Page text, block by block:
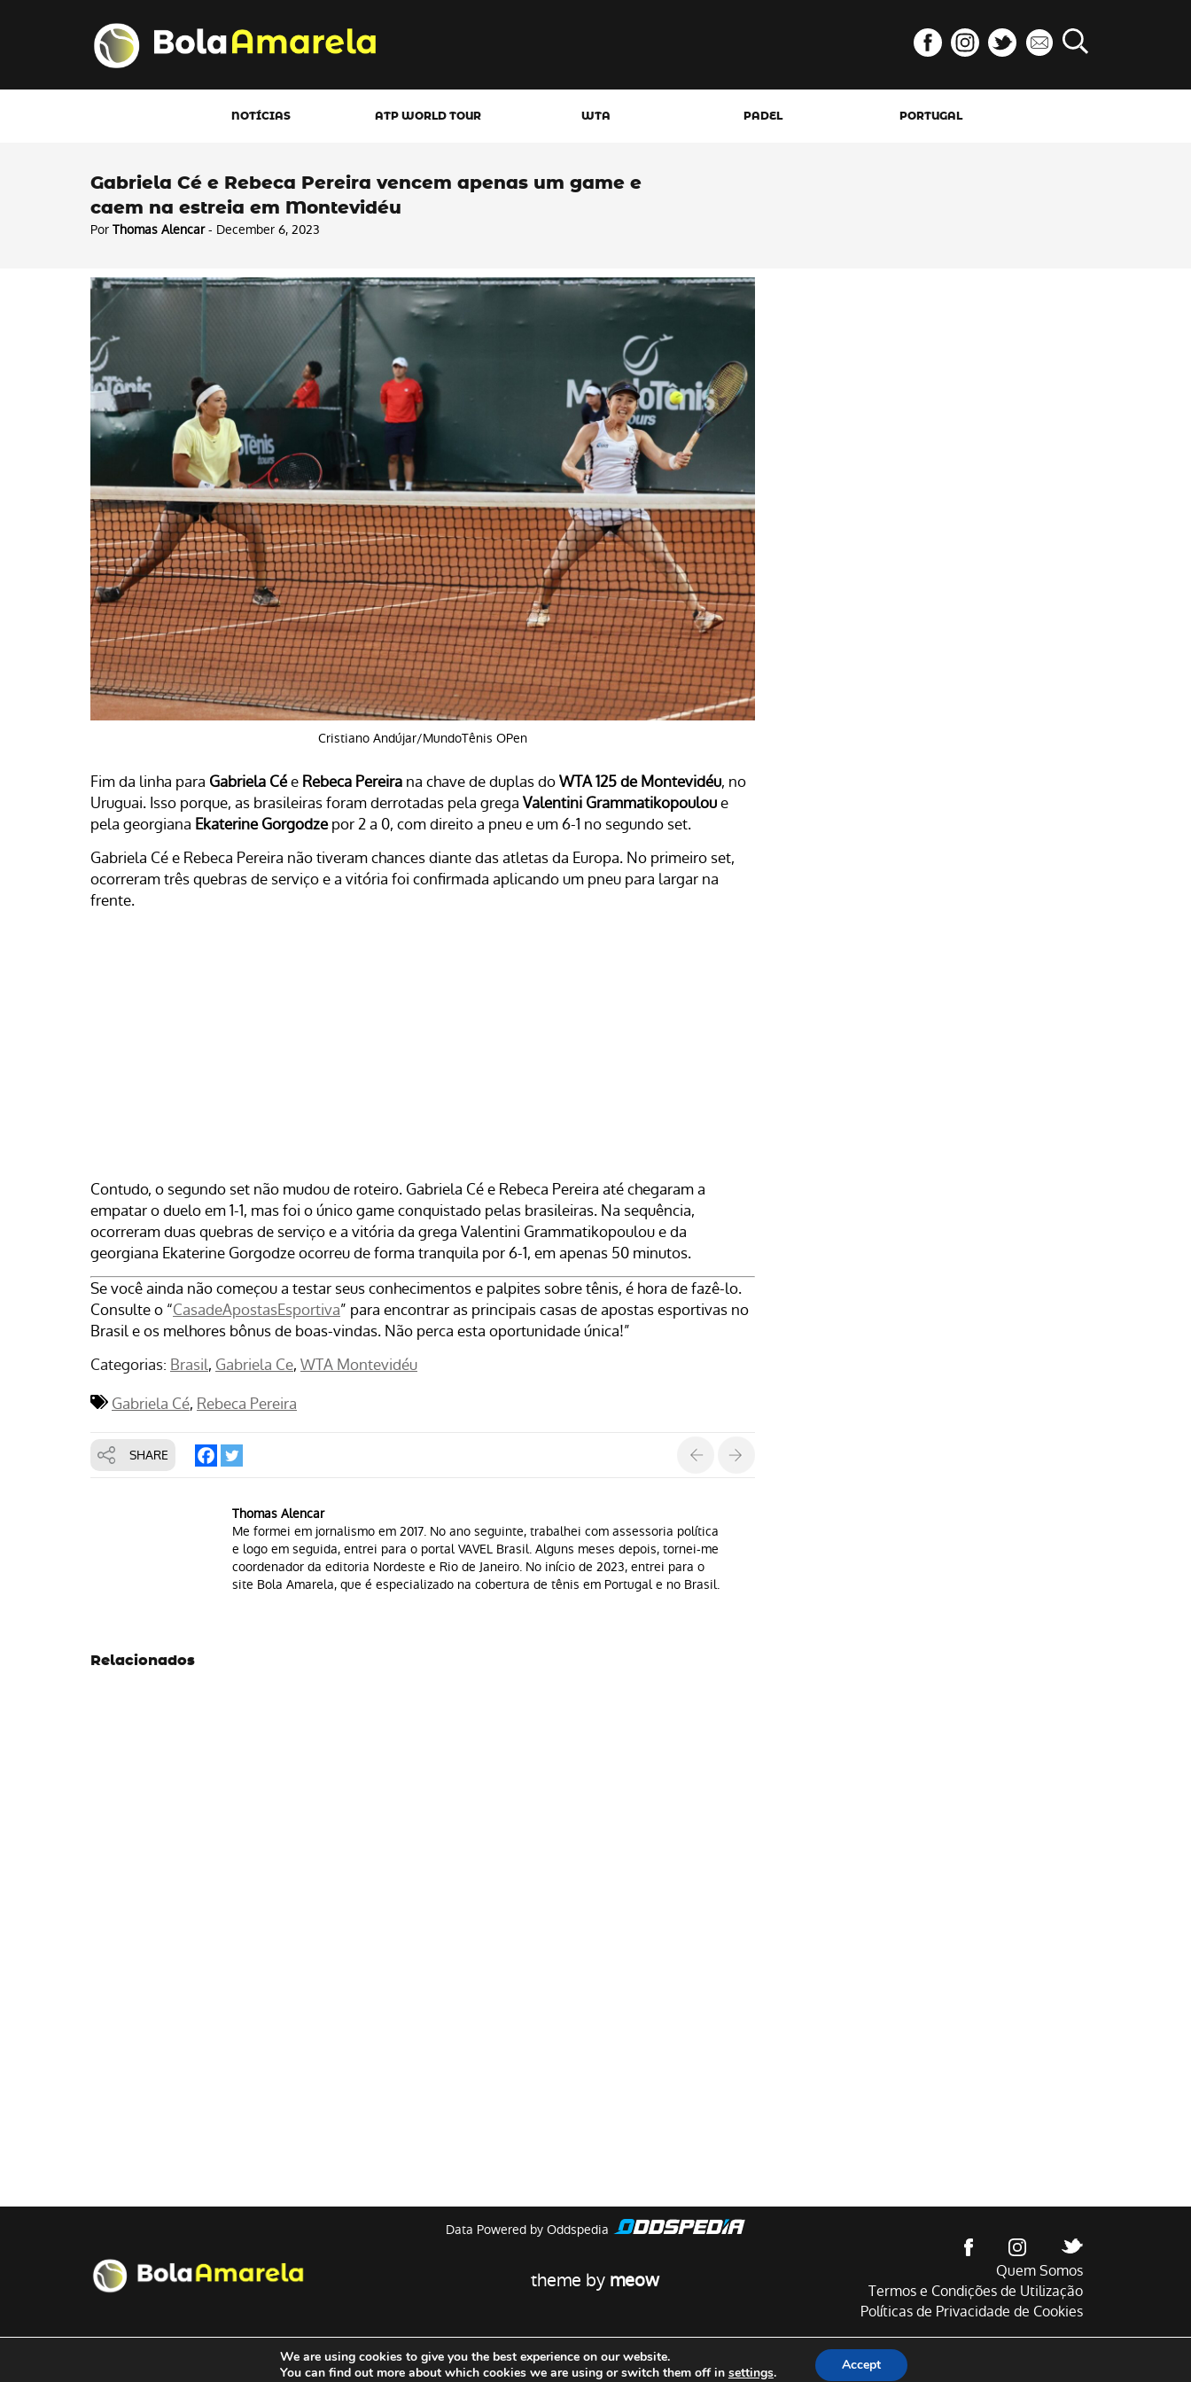
NOTÍCIAS ATP WORLD TOUR WTA PADEL PORTUGAL
Gabriela Cé e Rebeca Pereira vencem apenas um game e
caem na estreia em Montevidéu
Por Thomas Alencar- December 6, 2023
Cristiano Andújar/MundoTênis OPen
Fim da linha para Gabriela Cée Rebeca Pereira na chave de duplas doWTA 125 de Montevidéu, no
Uruguai. Isso porque, as brasileiras foram derrotadas pela grega Valentini Grammatikopouloue
pela georgiana Ekaterine Gorgodzepor 2 a 0, com direito a pneu e um 6-1 no segundo set.
Gabriela Cé e Rebeca Pereira não tiveram chances diante das atletas da Europa. No primeiro set,
ocorreram três quebras de serviço e a vitória foi confirmada aplicando um pneu para largar na
frente.
Contudo, o segundo set não mudou de roteiro. Gabriela Cé e Rebeca Pereira até chegaram a
empatar o duelo em 1-1, mas foi o único game conquistado pelas brasileiras. Na sequência,
ocorreram duas quebras de serviço e a vitória da grega Valentini Grammatikopoulou e da
georgiana Ekaterine Gorgodze ocorreu de forma tranquila por 6-1, em apenas 50 minutos.
Se você ainda não começou a testar seus conhecimentos e palpites sobre tênis, é hora de fazê-lo.
Consulte o “CasadeApostasEsportiva” para encontrar as principais casas de apostas esportivas no
Brasil e os melhores bônus de boas-vindas. Não perca esta oportunidade única!”
Categorias: Brasil Gabriela Ce WTA Montevidéu
Gabriela Cé Rebeca Pereira
SHARE
Thomas Alencar
Me formei em jornalismo em 2017. No ano seguinte, trabalhei com assessoria política
e logo em seguida, entrei para o portal VAVEL Brasil. Alguns meses depois, tornei-me
coordenador da editoria Nordeste e Rio de Janeiro. No início de 2023, entrei para o
site Bola Amarela, que é especializado na cobertura de tênis em Portugal e no Brasil.
Relacionados
Data Powered by Oddspedia
theme by meow
Quem Somos
Termos e Condições de Utilização
Políticas de Privacidade de Cookies
We are using cookies to give you the best experience on our website.
You can find out more about which cookies we are using or switch them off in settings. Accept